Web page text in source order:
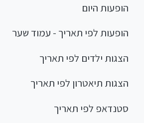
הופעות היום
הופעות לפי תאריך - עמוד שער
הצגות ילדים לפי תאריך
הצגות תיאטרון לפי תאריך
סטנדאפ לפי תאריך